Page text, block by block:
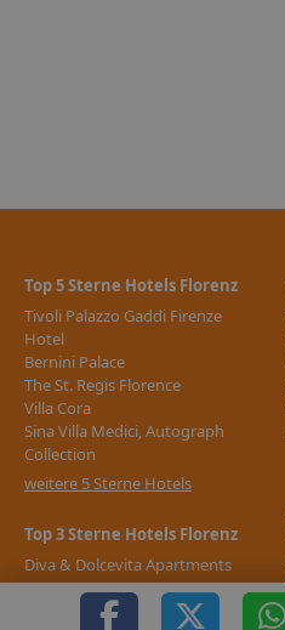
Top 5 Sterne Hotels Florenz
Tivoli Palazzo Gaddi Firenze
Hotel
Bernini Palace
The St. Regis Florence
Villa Cora
Sina Villa Medici, Autograph
Collection
weitere 5 Sterne Hotels
Top 3 Sterne Hotels Florenz
Diva & Dolcevita Apartments
Ascot
The Social Hub Florence